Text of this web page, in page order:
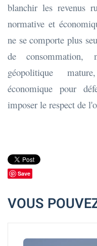
blanchir les revenus
normative et
ne se comporte plus
de consommation,
géopolitique
économique pour
imposer le respect de
Save
VOUS